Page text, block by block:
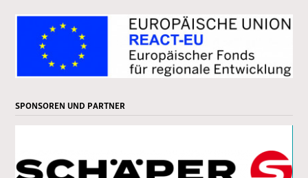
SPONSOREN UND PARTNER